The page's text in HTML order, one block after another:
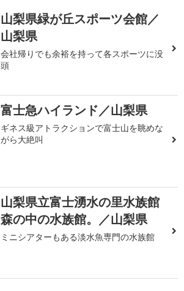
山梨県緑が丘スポーツ会館／
山梨県
会社帰りでも余裕を持って各スポーツに没
頭
富士急ハイランド／山梨県
ギネス級アトラクションで富士山を眺めな
がら大絶叫
山梨県立富士湧水の里水族館
森の中の水族館。／山梨県
ミニシアターもある淡水魚専門の水族館